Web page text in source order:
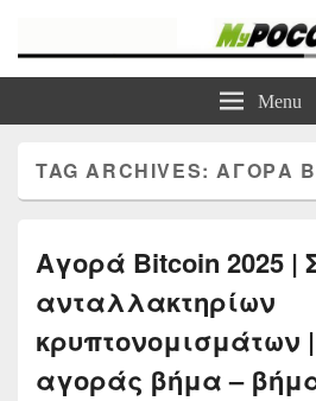
Τα καλύτερα Reviews , Συγκρίσεις , VPN ,
Menu
TAG ARCHIVES:ΑΓΟΡΑ
Αγορά Bitcoin 2025 |
ανταλλακτηρίων
κρυπτονομισμάτων
αγοράς βήμα –